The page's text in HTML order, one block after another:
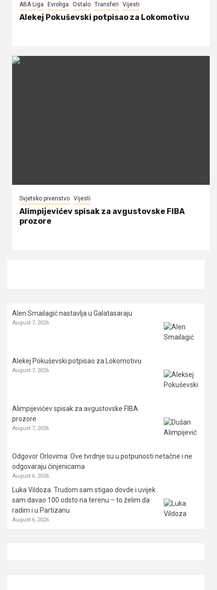
ABA Liga Evroliga Ostalo Transferi Vijesti
Alekej Pokuševski potpisao za Lokomotivu
Svjetsko prvenstvo Vijesti
Alimpijevićev spisak za avgustovske FIBA
prozore
Alen Smailagić nastavlja u Galatasaraju
August 7, 2026
Alekej Pokuševski potpisao za Lokomotivu
August 7, 2026
Alimpijevićev spisak za avgustovske FIBA
prozore
August 7, 2026
Odgovor Orlovima: ​Ove tvrdnje su u potpunosti netačne i ne
odgovaraju činjenicama
August 6, 2026
Luka Vildoza: Trudom sam stigao dovde i uvijek
sam davao 100 odsto na terenu – to želim da
radim i u Partizanu
August 6, 2026